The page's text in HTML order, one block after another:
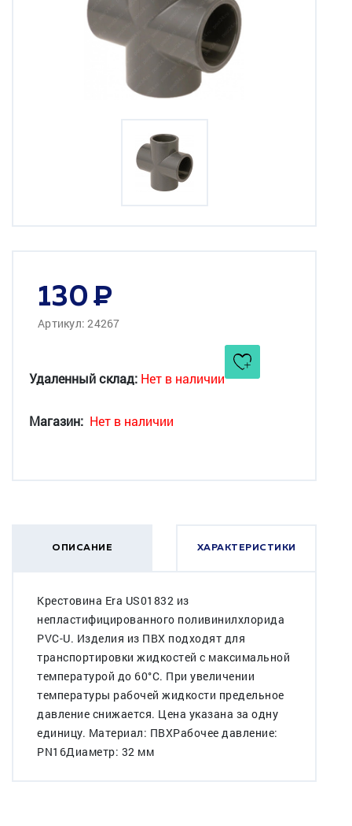
130
Артикул: 24267
Удаленный склад: Нет в наличии
Магазин: Нет в наличии
ОПИСАНИЕ ХАРАКТЕРИСТИКИ
Крестовина Era US01832 из
непластифицированного поливинилхлорида
PVC-U. Изделия из ПВХ подходят для
транспортировки жидкостей с максимальной
температурой до 60°C. При увеличении
температуры рабочей жидкости предельное
давление снижается. Цена указана за одну
единицу. Материал: ПВХРабочее давление:
PN16Диаметр: 32 мм